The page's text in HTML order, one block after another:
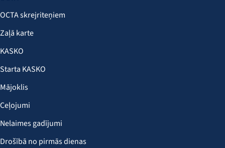
OCTA skrejriteņiem
Zaļā karte
KASKO
Starta KASKO
Mājoklis
Ceļojumi
Nelaimes gadījumi
Drošībā no pirmās dienas